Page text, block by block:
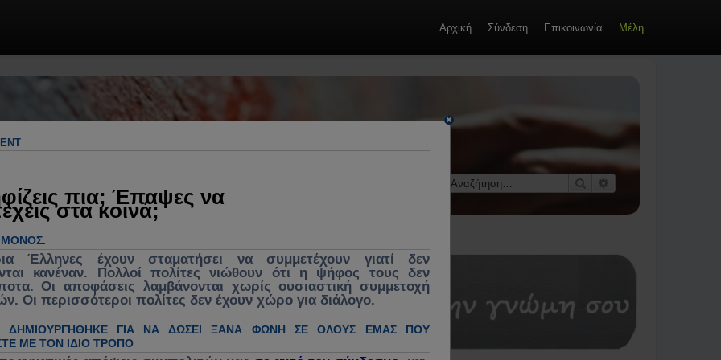
Αρχική Σύνδεση Επικοινωνία Μέλη
Αναζήτηση
πρακτικές λύσεις. Πολιτική, πολιτικοί &
για ανασύνθεση κράτους, θεσμών & κοινωνίας,
κυβέρνηση, νομοσχέδια, νέα, εκλογές,
πια; Έπαψες να
στα κοινά;
ΜΌΝΟΣ.
Έλληνες έχουν σταματήσει να συμμετέχουν γιατί δεν
κανέναν. Πολλοί πολίτες νιώθουν ότι η ψήφος τους δεν
Οι αποφάσεις λαμβάνονται χωρίς ουσιαστική συμμετοχή
Οι περισσότεροι πολίτες δεν έχουν χώρο για διάλογο.
ΔΗΜΙΟΥΡΓΉΘΗΚΕ ΓΙΑ ΝΑ ΔΏΣΕΙ ΞΑΝΆ ΦΩΝΉ ΣΕ ΌΛΟΥΣ ΕΜΆΣ ΠΟΥ
ΜΕ ΤΟΝ ΊΔΙΟ ΤΡΌΠΟ